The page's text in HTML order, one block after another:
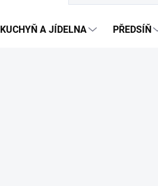
KUCHYŇ A JÍDELNA PŘEDSÍŇ